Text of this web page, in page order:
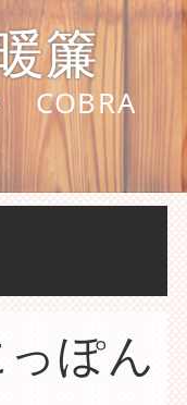
簾
COBRA
ぽん